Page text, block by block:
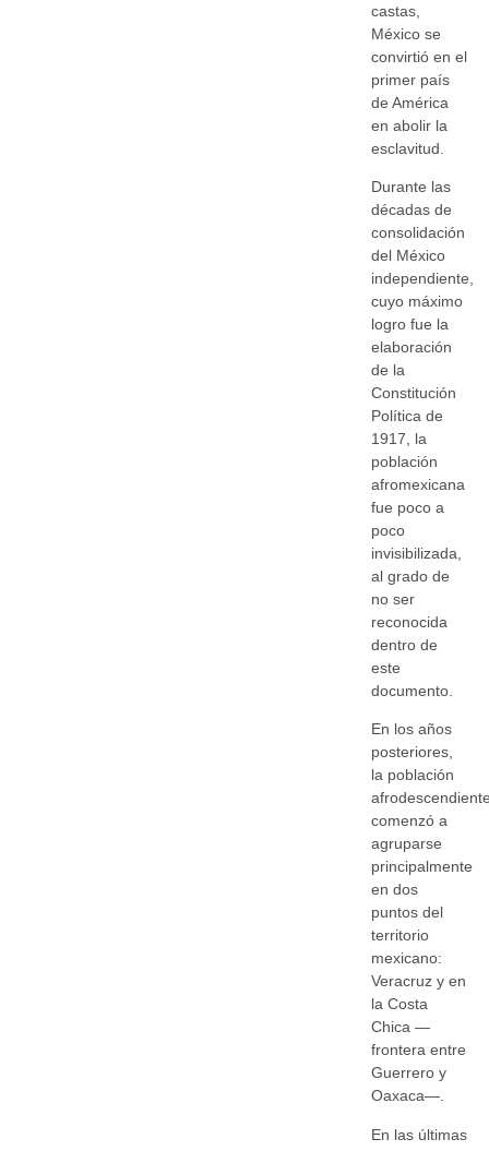
castas,
México se
convirtió en el
primer país
de América
en abolir la
esclavitud.
Durante las
décadas de
consolidación
del México
independiente,
cuyo máximo
logro fue la
elaboración
de la
Constitución
Política de
1917, la
población
afromexicana
fue poco a
poco
invisibilizada,
al grado de
no ser
reconocida
dentro de
este
documento.
En los años
posteriores,
la población
comenzó a
agruparse
principalmente
en dos
puntos del
territorio
mexicano:
Veracruz y en
la Costa
Chica —
frontera entre
Guerrero y
Oaxaca—.
En las últimas